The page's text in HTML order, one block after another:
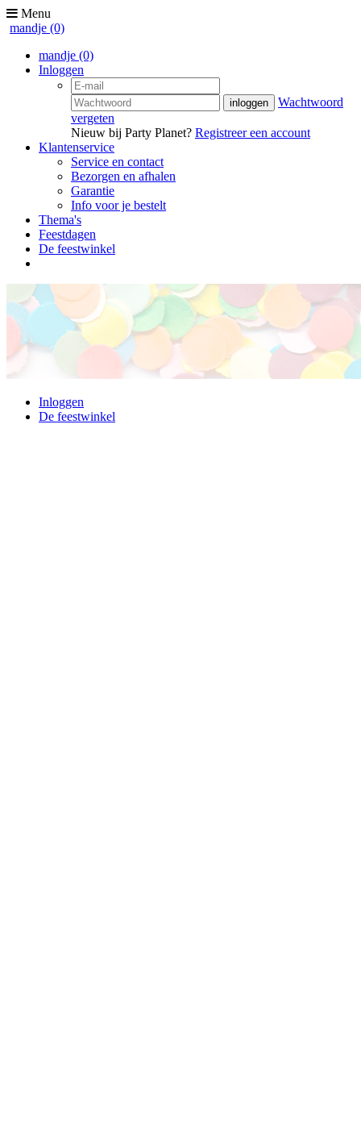
Menu
mandje (0)
mandje (0)
Inloggen
Wachtwoord
vergeten
Nieuw bij Party Planet? Registreer een account
Klantenservice
Service en contact
Bezorgen en afhalen
Garantie
Info voor je bestelt
Thema's
Feestdagen
De feestwinkel
Inloggen
De feestwinkel